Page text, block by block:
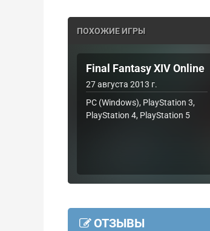
ПОХОЖИЕ ИГРЫ
Final Fantasy XIV Online
27 августа 2013 г.
PC (Windows), PlayStation 3,
PlayStation 4, PlayStation 5
ОТЗЫВЫ